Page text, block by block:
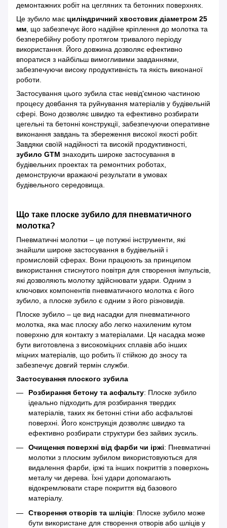
демонтажних робіт на цегляних та бетонних поверхнях.
Це зубило має циліндричний хвостовик діаметром 25
мм , що забезпечує його надійне кріплення до молотка та
безперебійну роботу протягом тривалого періоду
використання. Його довжина дозволяє ефективно
впоратися з найбільш вимогливими завданнями,
забезпечуючи високу продуктивність та якість виконаної
роботи.
Застосування цього зубила стає невід'ємною частиною
процесу довбання та руйнування матеріалів у будівельній
сфері. Воно дозволяє швидко та ефективно розбирати
цегельні та бетонні конструкції, забезпечуючи оперативне
виконання завдань та збереження високої якості робіт.
Завдяки своїй надійності та високій продуктивності,
зубило GTM знаходить широке застосування в
будівельних проектах та ремонтних роботах,
демонструючи вражаючі результати в умовах
будівельного середовища.
Що таке плоске зубило для пневматичного
молотка?
Пневматичні молотки – це потужні інструменти, які
знайшли широке застосування в будівельній і
промисловій сферах. Вони працюють за принципом
використання стиснутого повітря для створення імпульсів,
які дозволяють молотку здійснювати удари. Одним з
ключових компонентів пневматичного молотка є його
зубило, а плоске зубило є одним з його різновидів.
Плоске зубило – це вид насадки для пневматичного
молотка, яка має плоску або легко нахиленим кутом
поверхню для контакту з матеріалами. Ця насадка може
бути виготовлена з високоміцних сплавів або інших
міцних матеріалів, що робить її стійкою до зносу та
забезпечує довгий термін служби.
Застосування плоского зубила
Розбирання бетону та асфальту: Плоске зубило
ідеально підходить для розбирання твердих
матеріалів, таких як бетонні стіни або асфальтові
поверхні. Його конструкція дозволяє швидко та
ефективно розбирати структури без зайвих зусиль.
Очищення поверхні від фарби чи іржі: Пневматичні
молотки з плоским зубилом використовуються для
видалення фарби, іржі та інших покриттів з поверхонь
металу чи дерева. Їхні удари допомагають
відокремлювати старе покриття від базового
матеріалу.
Створення отворів та шліців: Плоске зубило може
бути використане для створення отворів або шліців у